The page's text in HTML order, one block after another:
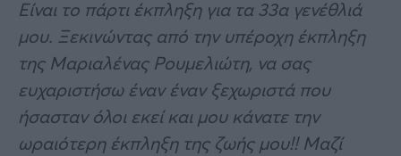
Είναι το πάρτι έκπληξη για τα 33α γενέθλιά
μου. Ξεκινώντας από την υπέροχη έκπληξη
της Μαριαλένας Ρουμελιώτη, να σας
ευχαριστήσω έναν έναν ξεχωριστά που
ήσασταν όλοι εκεί και μου κάνατε την
ωραιότερη έκπληξη της ζωής μου!! Μαζί